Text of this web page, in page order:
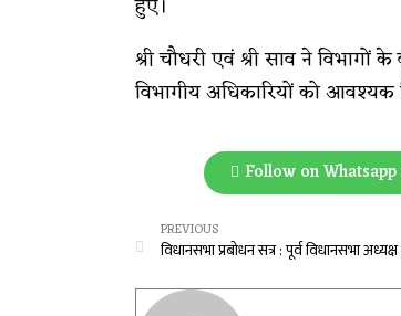
श्री चौधरी एवं श्री साव ने
विभागीय अधिकारियों को आवश्यक
Follow on
PREVIOUS